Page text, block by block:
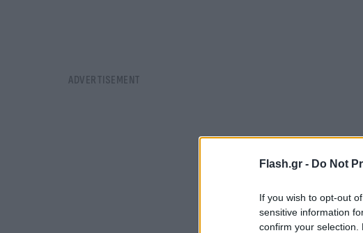
Flash.gr - Do Not
If you wish to opt-out
sensitive information
confirm your